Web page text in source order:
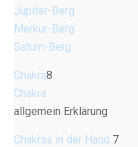
Jupiter-Berg
Merkur-Berg
Saturn-Berg
Chakra8
Chakra
allgemein Erklärung
Chakras in der Hand 7